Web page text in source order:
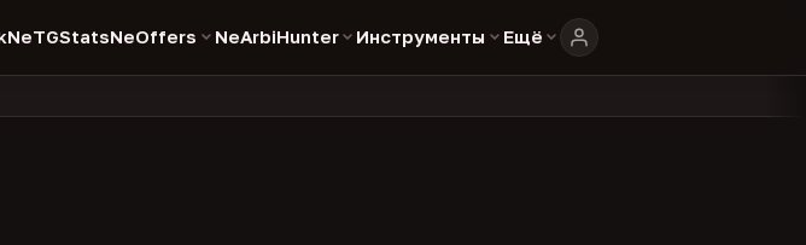
NeTGStatsNeOffers NeArbiHunter Инструменты Ещё